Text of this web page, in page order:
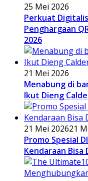
25 Mei 2026
Perkuat
Penghargaan
2026
21 Mei 2026
Menabung di
Ikut Dieng
21 Mei 202621
Promo Spesial
Kendaraan Bisa